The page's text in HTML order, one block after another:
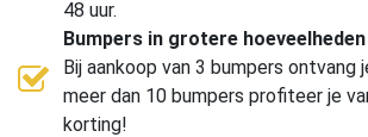
48 uur.
Bumpers in grotere
Bij aankoop van 3 bumpers ontvang
meer dan 10 bumpers profiteer je
korting!